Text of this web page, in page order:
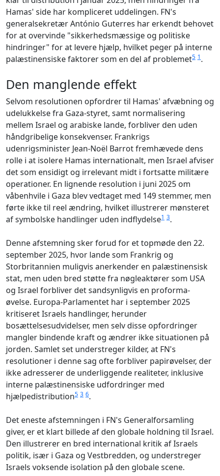
Hamas' side har kompliceret uddelingen. FN's
generalsekretær António Guterres har erkendt behovet
for at overvinde "sikkerhedsmæssige og politiske
hindringer" for at levere hjælp, hvilket peger på interne
palæstinensiske faktorer som en del af problemet5 1.
Den manglende effekt
Selvom resolutionen opfordrer til Hamas' afvæbning og
udelukkelse fra Gaza-styret, samt normalisering
mellem Israel og arabiske lande, forbliver den uden
håndgribelige konsekvenser. Frankrigs
udenrigsminister Jean-Noël Barrot fremhævede dens
rolle i at isolere Hamas internationalt, men Israel afviser
det som ensidigt og irrelevant midt i fortsatte militære
operationer. En lignende resolution i juni 2025 om
våbenhvile i Gaza blev vedtaget med 149 stemmer, men
førte ikke til reel ændring, hvilket illustrerer mønsteret
af symbolske handlinger uden indflydelse1 3.
Denne afstemning sker forud for et topmøde den 22.
september 2025, hvor lande som Frankrig og
Storbritannien muligvis anerkender en palæstinensisk
stat, men uden bred støtte fra nøgleaktører som USA
og Israel forbliver det sandsynligvis en proforma-
øvelse. Europa-Parlamentet har i september 2025
kritiseret Israels handlinger, herunder
bosættelsesudvidelser, men selv disse opfordringer
mangler bindende kraft og ændrer ikke situationen på
jorden. Samlet set understreger kilder, at FN's
resolutioner i denne sag ofte forbliver papirøvelser, der
ikke adresserer de underliggende realiteter, inklusive
interne palæstinensiske udfordringer med
hjælpedistribution5 3 6.
Det eneste afstemningen i FN's Generalforsamling
giver, er et klart billede af den globale holdning til Israel.
Den illustrerer en bred international kritik af Israels
politik, især i Gaza og Vestbredden, og understreger
Israels voksende isolation på den globale scene.